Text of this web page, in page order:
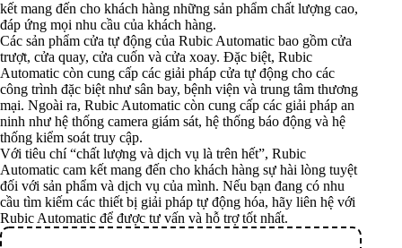
kết mang đến cho khách hàng những sản phẩm chất lượng cao,
đáp ứng mọi nhu cầu của khách hàng.
Các sản phẩm cửa tự động của Rubic Automatic bao gồm cửa
trượt, cửa quay, cửa cuốn và cửa xoay. Đặc biệt, Rubic
Automatic còn cung cấp các giải pháp cửa tự động cho các
công trình đặc biệt như sân bay, bệnh viện và trung tâm thương
mại. Ngoài ra, Rubic Automatic còn cung cấp các giải pháp an
ninh như hệ thống camera giám sát, hệ thống báo động và hệ
thống kiểm soát truy cập.
Với tiêu chí “chất lượng và dịch vụ là trên hết”, Rubic
Automatic cam kết mang đến cho khách hàng sự hài lòng tuyệt
đối với sản phẩm và dịch vụ của mình. Nếu bạn đang có nhu
cầu tìm kiếm các thiết bị giải pháp tự động hóa, hãy liên hệ với
Rubic Automatic để được tư vấn và hỗ trợ tốt nhất.